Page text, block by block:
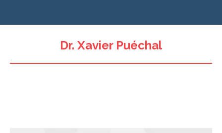
Dr. Xavier Puéchal